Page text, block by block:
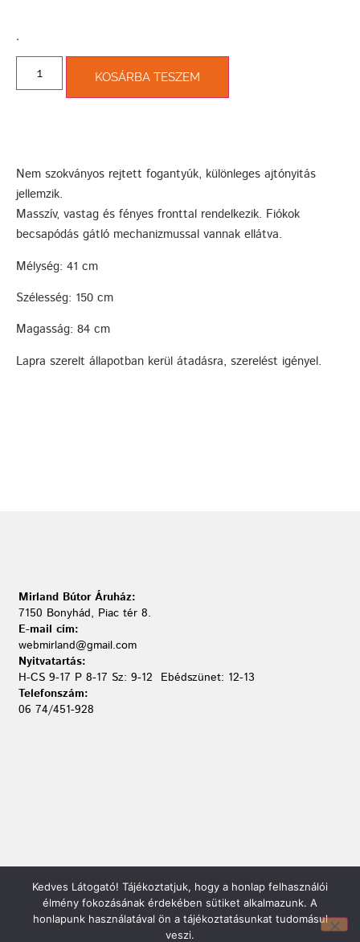
­.
KOSÁRBA TESZEM
Nem szokványos rejtett fogantyúk, különleges ajtónyitás
jellemzik.
Masszív, vastag és fényes fronttal rendelkezik. Fiókok
becsapódás gátló mechanizmussal vannak ellátva.
Mélység: 41 cm
Szélesség: 150 cm
Magasság: 84 cm
Lapra szerelt állapotban kerül átadásra, szerelést igényel.
Mirland Lakberendezési Áruház:
7100 Szekszárd, Fáy András u. 29
E-mail cím:
Mirland Bútor Áruház:
7150 Bonyhád, Piac tér 8.
E-mail cím:
webmirland@gmail.com
Nyitvatartás:
H-CS 9-17 P 8-17 Sz: 9-12 Ebédszünet: 12-13
Telefonszám:
06 74/451-928
Kedves Látogató! Tájékoztatjuk, hogy a honlap felhasználói
élmény fokozásának érdekében sütiket alkalmazunk. A
honlapunk használatával ön a tájékoztatásunkat tudomásul
veszi.